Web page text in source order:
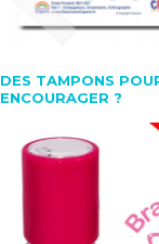
DES TAMPONS
ENCOURAGER ?